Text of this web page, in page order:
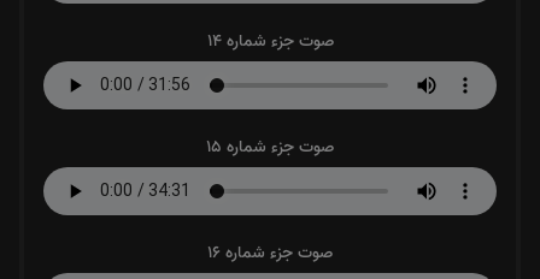
صوت جزء شماره 14
صوت جزء شماره 15
صوت جزء شماره 16